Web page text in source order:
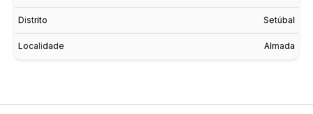
Distrito Setúbal
Localidade Almada